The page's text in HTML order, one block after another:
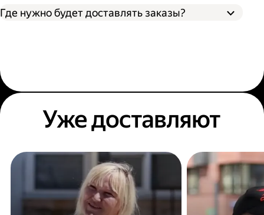
Где нужно будет доставлять заказы?
Уже доставляют